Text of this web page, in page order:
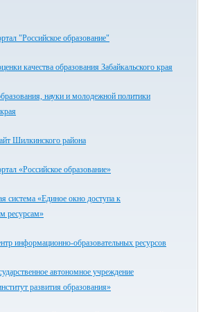
"Российское образование"
качества образования Забайкальского края
науки и молодежной политики
Шилкинского района
«Российское образование»
система «Единое окно доступа к
ресурсам»
информационно-образовательных ресурсов
автономное учреждение
развития образования»